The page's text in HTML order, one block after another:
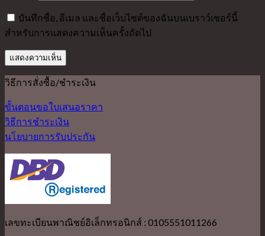
บันทึกชื่อ, อีเมล และชื่อเว็บไซต์ของฉันบนเบราว์เซอร์นี้
สำหรับการแสดงความเห็นครั้งถัดไป
วิธีการสั่งซื้อ/ชำระเงิน
ขั้นตอนขอใบเสนอราคา
วิธีการชำระเงิน
นโยบายการรับประกัน
เลขทะเบียนพาณิชย์อิเล็กทรอนิกส์ : 0105551011266